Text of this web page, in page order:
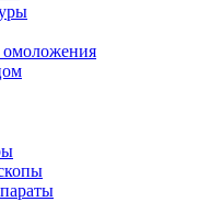
омоложения